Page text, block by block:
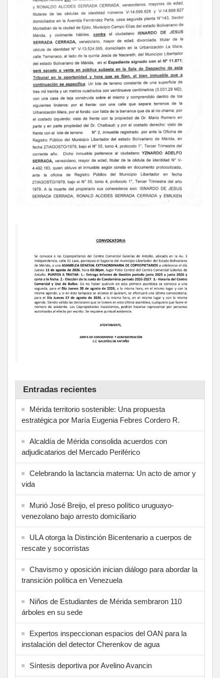
Entradas recientes
Mérida territorio sostenible: Una propuesta
estratégica por María Eugenia Febres Cordero R.
Alcaldía de Mérida consolida acuerdos con
adjudicatarios del Mercado Periférico
Celebrando la lactancia materna: Un acto de amor y
vida
Murió José Breijo, el preso político uruguayo-
venezolano bajo arresto domiciliario
ULA otorga la Distinción Bicentenario a cuerpos de
rescate y socorristas
Chavismo y oposición inician diálogo para abordar la
transición política en Venezuela
Niños de Estudiantes de Mérida sembraron 110
árboles en su sede
Expertos inspeccionan espacios del OAN para la
instalación del detector Cherenkov de agua
Síntesis deportiva por Avelino Avancin